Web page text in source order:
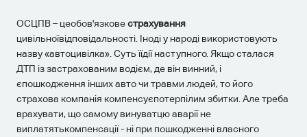
ОСЦПВ – цеобов'язковестрахування
цивільноївідповідальності. Іноді у народі використовують
назву «автоцивілка». Суть їїдії наступного. Якщо сталася
ДТП із застрахованим водієм, де він винний, і
єпошкодження інших авто чи травми людей, то його
страхова компанія компенсуєпотерпілим збитки. Але треба
врахувати, що самому винуватцю аварії не
виплатятькомпенсації - ні при пошкодженні власного